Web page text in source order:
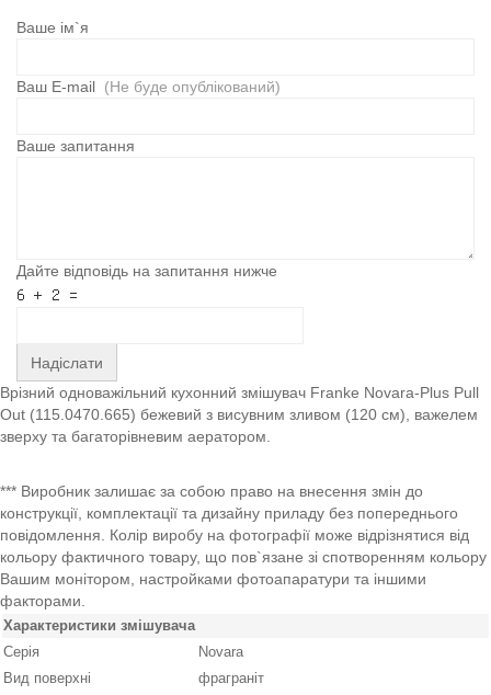
Ваше ім`я
Ваш E-mail (Не буде опублікований)
Ваше запитання
Дайте відповідь на запитання нижче
Надіслати
Врізний одноважільний кухонний змішувач Franke Novara-Plus Pull
Out (115.0470.665) бежевий з висувним зливом (120 см), важелем
зверху та багаторівневим аератором.
*** Виробник залишає за собою право на внесення змін до
конструкції, комплектації та дизайну приладу без попереднього
повідомлення. Колір виробу на фотографії може відрізнятися від
кольору фактичного товару, що пов`язане зі спотворенням кольору
Вашим монітором, настройками фотоапаратури та іншими
факторами.
Характеристики змішувача
Серія
Novara
Вид поверхні
фраграніт